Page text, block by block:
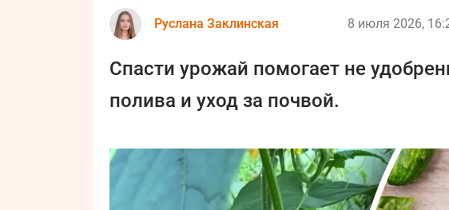
Руслана Заклинская 8 июля 2026,
Спасти урожай помогает не
полива и уход за почвой.